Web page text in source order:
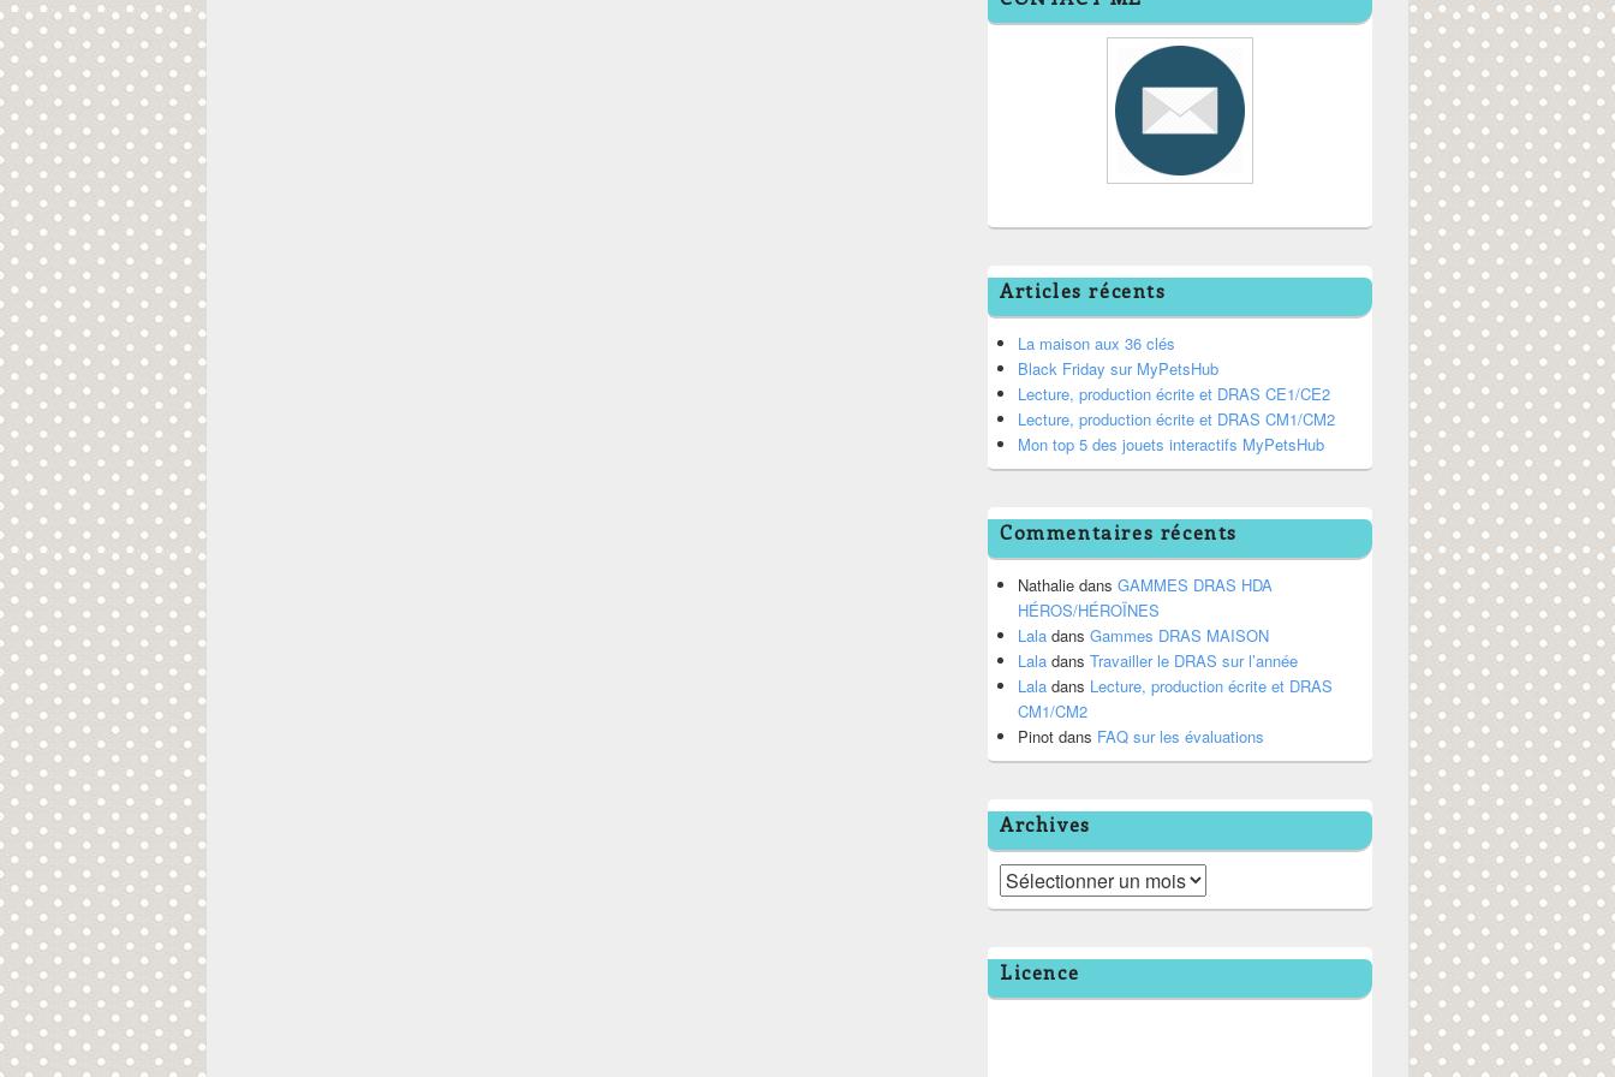
Articles récents
La maison aux 36 clés
Black Friday sur MyPetsHub
Lecture, production écrite et DRAS CE1/CE2
Lecture, production écrite et DRAS CM1/CM2
Mon top 5 des jouets interactifs MyPetsHub
Commentaires récents
Nathalie dans GAMMES DRAS HDA
HÉROS/HÉROÏNES
Lala dans Gammes DRAS MAISON
Lala dans Travailler le DRAS sur l’année
Lala dans Lecture, production écrite et DRAS
CM1/CM2
Pinot dans FAQ sur les évaluations
Archives
Archives
Licence